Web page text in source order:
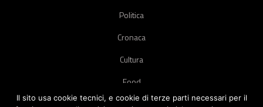
Politica
Cronaca
Cultura
Food
Green
Il sito usa cookie tecnici, e cookie di terze parti necessari per il